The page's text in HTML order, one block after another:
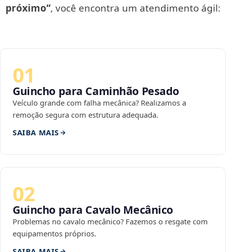
próximo”, você encontra um atendimento ágil:
01
Guincho para Caminhão Pesado
Veículo grande com falha mecânica? Realizamos a
remoção segura com estrutura adequada.
SAIBA MAIS
02
Guincho para Cavalo Mecânico
Problemas no cavalo mecânico? Fazemos o resgate com
equipamentos próprios.